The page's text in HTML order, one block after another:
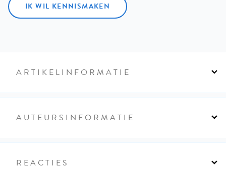
IK WIL KENNISMAKEN
ARTIKELINFORMATIE
AUTEURSINFORMATIE
REACTIES